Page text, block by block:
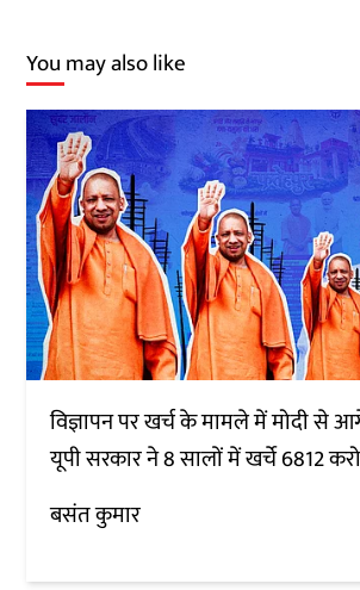
You may also like
विज्ञापन पर खर्च के मामले में मोदी से
यूपी सरकार ने 8 सालों में खर्चे 6812
बसंत कुमार